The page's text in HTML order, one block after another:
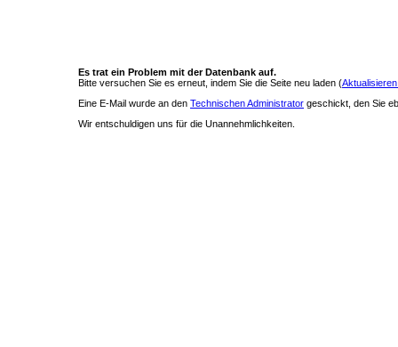
Es trat ein Problem mit der Datenbank auf.
Bitte versuchen Sie es erneut, indem Sie die Seite neu laden (
Eine E-Mail wurde an den Technischen Administrator geschickt, den Sie
Wir entschuldigen uns für die Unannehmlichkeiten.